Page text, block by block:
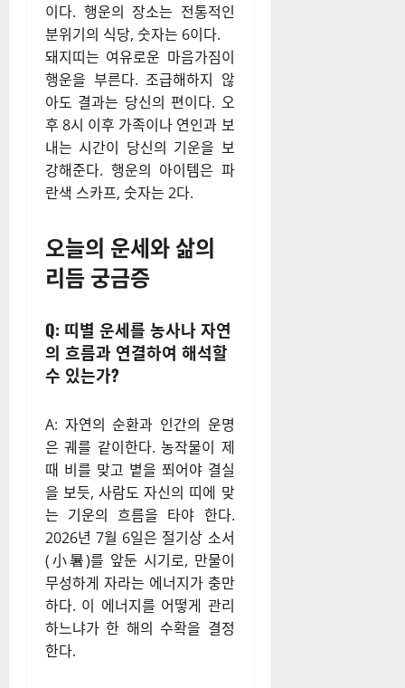
이다. 행운의 장소는 전통적인
분위기의 식당, 숫자는 6이다.
돼지띠는 여유로운 마음가짐이
행운을 부른다. 조급해하지 않
아도 결과는 당신의 편이다. 오
후 8시 이후 가족이나 연인과 보
내는 시간이 당신의 기운을 보
강해준다. 행운의 아이템은 파
란색 스카프, 숫자는 2다.
오늘의 운세와 삶의
리듬 궁금증
Q: 띠별 운세를 농사나 자연
의 흐름과 연결하여 해석할
수 있는가?
A: 자연의 순환과 인간의 운명
은 궤를 같이한다. 농작물이 제
때 비를 맞고 볕을 쬐어야 결실
을 보듯, 사람도 자신의 띠에 맞
는 기운의 흐름을 타야 한다.
2026년 7월 6일은 절기상 소서
(小暑)를 앞둔 시기로, 만물이
무성하게 자라는 에너지가 충만
하다. 이 에너지를 어떻게 관리
하느냐가 한 해의 수확을 결정
한다.